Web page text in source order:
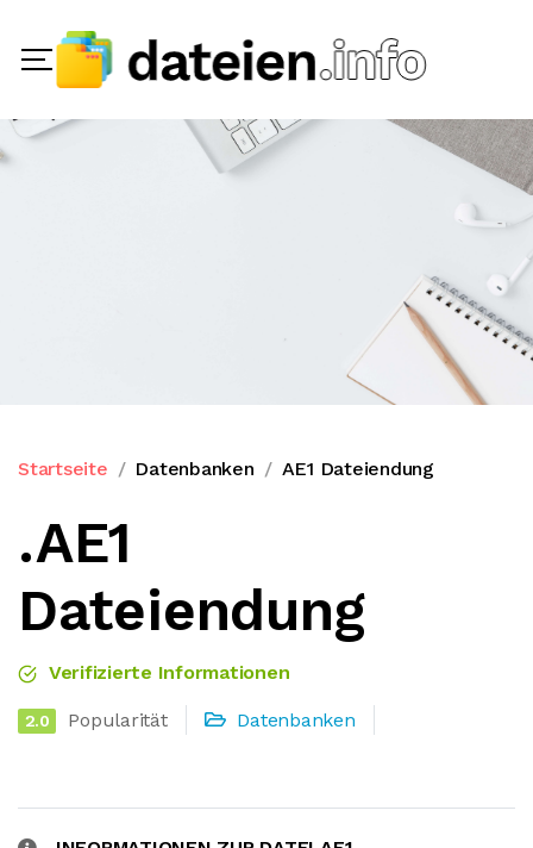
Startseite Datenbanken AE1 Dateiendung
.AE1
Dateiendung
Verifizierte Informationen
2.0 Popularität Datenbanken